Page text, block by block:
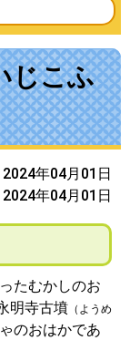
じこふ
年04月01日
年04月01日
たむかしのお
明寺古墳 （ようめ
のおはかであ